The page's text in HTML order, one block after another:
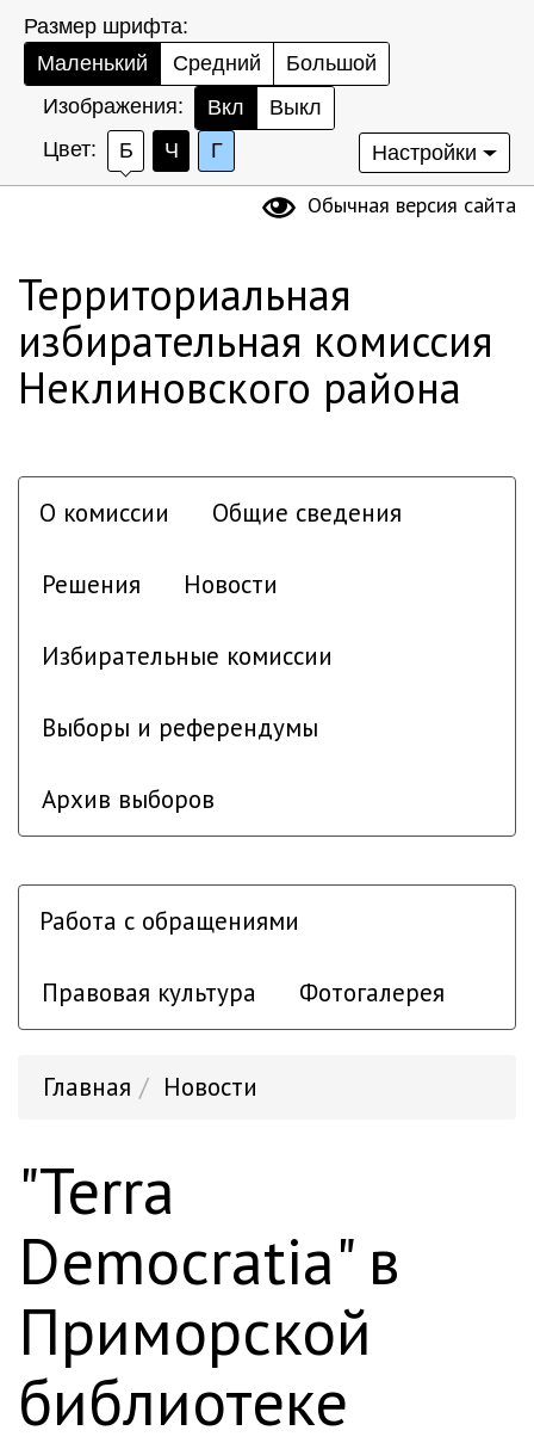
Размер шрифта:
Маленький
Средний
Большой
Изображения:
Вкл
Выкл
Цвет:
Б Ч Г Настройки
Обычная версия сайта
Территориальная
избирательная комиссия
Неклиновского района
О комиссии Общие сведения
Решения Новости
Избирательные комиссии
Выборы и референдумы
Архив выборов
Работа с обращениями
Правовая культура Фотогалерея
Главная Новости
"Terra
Democratia" в
Приморской
библиотеке